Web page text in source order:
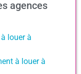
agences
louer à
à louer à